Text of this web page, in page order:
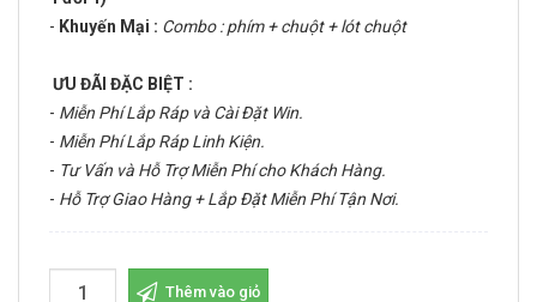
- Khuyến Mại : Combo : phím + chuột + lót chuột
ƯU ĐÃI ĐẶC BIỆT :
- Miễn Phí Lắp Ráp và Cài Đặt Win.
- Miễn Phí Lắp Ráp Linh Kiện.
- Tư Vấn và Hỗ Trợ Miễn Phí cho Khách Hàng.
- Hỗ Trợ Giao Hàng + Lắp Đặt Miễn Phí Tận Nơi.
Thêm vào giỏ